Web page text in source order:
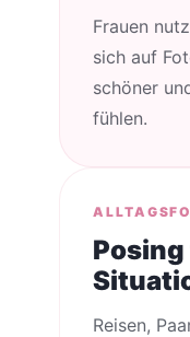
Frauen
sich auf
schöner
fühlen.
Reisen,